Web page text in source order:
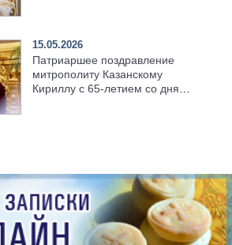
15.05.2026
Патриаршее поздравление
митрополиту Казанскому
Кириллу с 65-летием со дня